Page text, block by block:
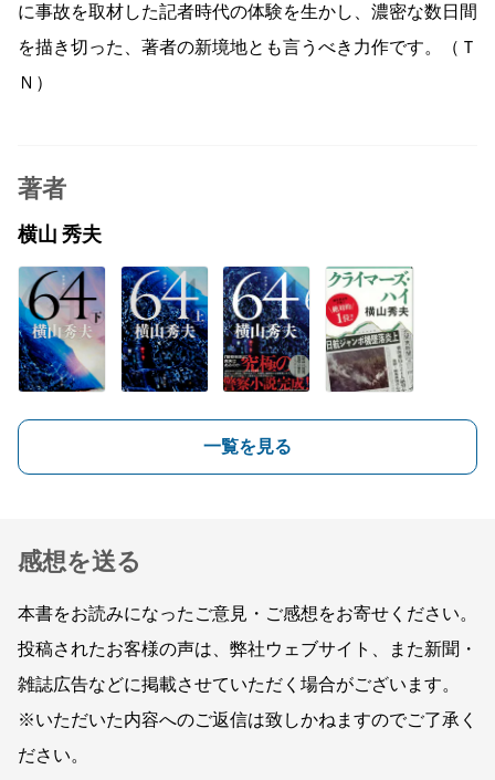
に事故を取材した記者時代の体験を生かし、濃密な数日間
を描き切った、著者の新境地とも言うべき力作です。（Ｔ
Ｎ）
著者
横山 秀夫
一覧を見る
感想を送る
本書をお読みになったご意見・ご感想をお寄せください。
投稿されたお客様の声は、弊社ウェブサイト、また新聞・
雑誌広告などに掲載させていただく場合がございます。
※いただいた内容へのご返信は致しかねますのでご了承く
ださい。